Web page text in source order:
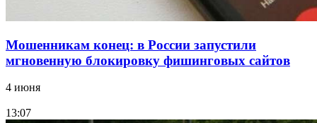
Мошенникам конец: в России запустили
мгновенную блокировку фишинговых сайтов
4 июня
13:07